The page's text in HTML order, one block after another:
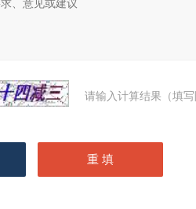
请输入计算结果（填